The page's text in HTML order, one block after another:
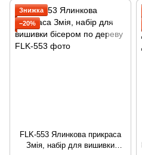
Знижка
−20%
FLK-553 Ялинкова прикраса
Змія, набір для вишивки